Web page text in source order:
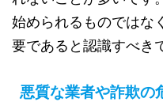
始められるものではな
要であると認識すべき
悪質な業者や詐欺の